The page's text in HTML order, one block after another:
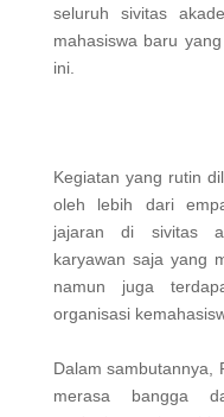
seluruh sivitas
mahasiswa baru
ini.
Kegiatan yang rutin
oleh lebih dari
jajaran di sivitas
karyawan saja yang
namun juga
organisasi
Dalam sambutannya,
merasa bangga